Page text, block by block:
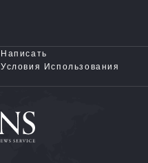
Написать
Условия Использования